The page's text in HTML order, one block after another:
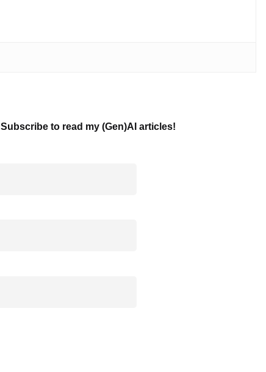
to read my (Gen)AI articles!